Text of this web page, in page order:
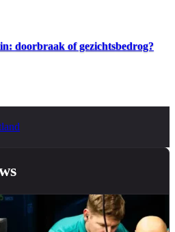
doorbraak of gezichtsbedrog?